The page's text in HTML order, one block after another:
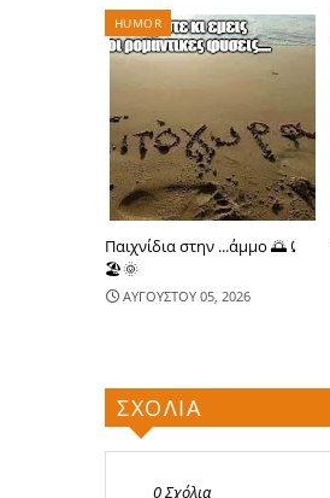
HUMOR
Παιχνίδια στην ...άμμο 🌅⤹
🏖🌞
ΑΥΓΟΥΣΤΟΥ 05, 2026
ΣΧΟΛΙΑ
0 Σχόλια